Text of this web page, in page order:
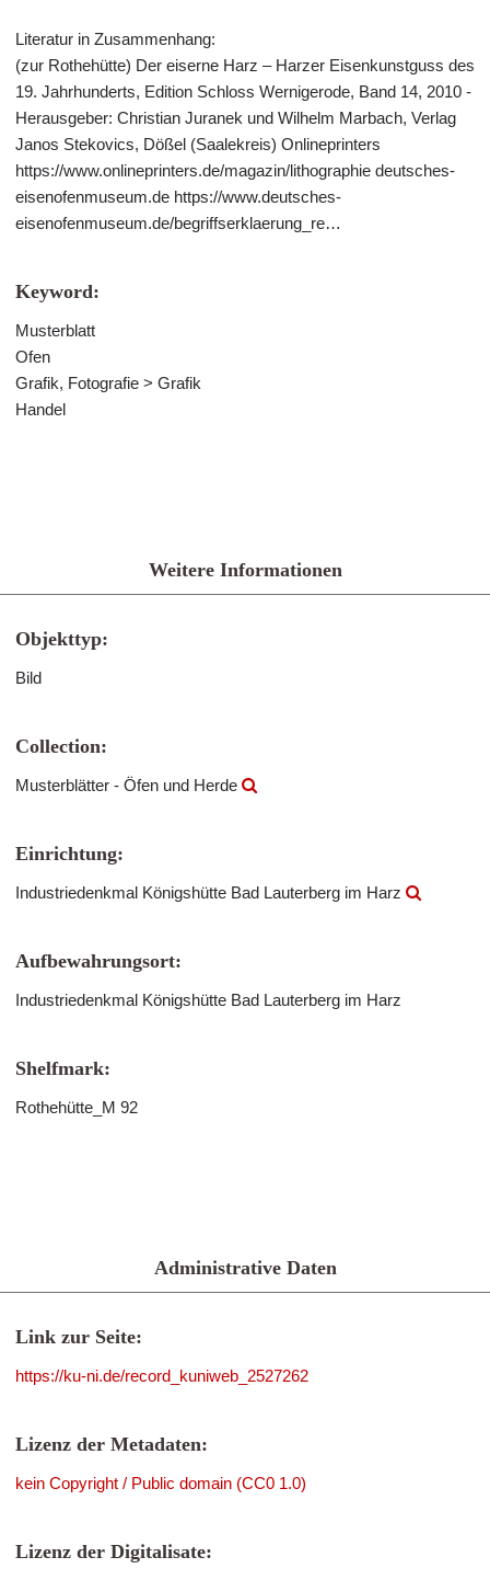
Literatur in Zusammenhang:
(zur Rothehütte) Der eiserne Harz – Harzer Eisenkunstguss des
19. Jahrhunderts, Edition Schloss Wernigerode, Band 14, 2010 -
Herausgeber: Christian Juranek und Wilhelm Marbach, Verlag
Janos Stekovics, Dößel (Saalekreis) Onlineprinters
https://www.onlineprinters.de/magazin/lithographie deutsches-
eisenofenmuseum.de https://www.deutsches-
eisenofenmuseum.de/begriffserklaerung_re…
Keyword:
Musterblatt
Ofen
Grafik, Fotografie > Grafik
Handel
Weitere Informationen
Objekttyp:
Bild
Collection:
Musterblätter - Öfen und Herde
Einrichtung:
Industriedenkmal Königshütte Bad Lauterberg im Harz
Aufbewahrungsort:
Industriedenkmal Königshütte Bad Lauterberg im Harz
Shelfmark:
Rothehütte_M 92
Administrative Daten
Link zur Seite:
https://ku-ni.de/record_kuniweb_2527262
Lizenz der Metadaten:
kein Copyright / Public domain (CC0 1.0)
Lizenz der Digitalisate: